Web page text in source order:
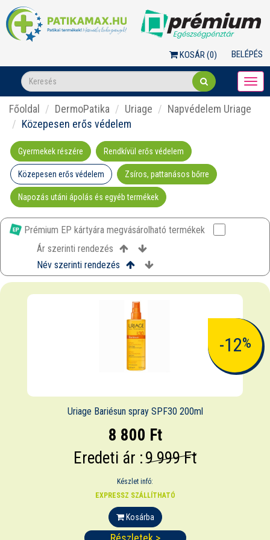
KOSÁR (0) BELÉPÉS
Főoldal DermoPatika Uriage
Napvédelem Uriage
Közepesen erős védelem
Gyermekek részére Rendkívül erős védelem
Közepesen erős védelem Zsíros, pattanásos bőrre
Napozás utáni ápolás és egyéb termékek
Prémium EP kártyára megvásárolható termékek
Ár szerinti rendezés
Név szerinti rendezés
-12%
Uriage Bariésun spray SPF30 200ml
8 800 Ft
Eredeti ár :9 999 Ft
Készlet infó:
EXPRESSZ SZÁLLÍTHATÓ
Kosárba